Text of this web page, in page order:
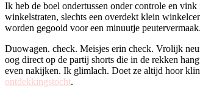
Ik heb de boel ondertussen onder controle en
winkelstraten, slechts een overdekt klein
worden gegooid voor een minuutje
Duowagen. check. Meisjes erin check. Vrolijk
oog direct op de partij shorts die in de rekken
even nakijken. Ik glimlach. Doet ze altijd hoor
ontdekkingstocht.